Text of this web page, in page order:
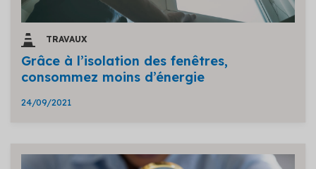
TRAVAUX
Grâce à l’isolation des fenêtres,
consommez moins d’énergie
24/09/2021